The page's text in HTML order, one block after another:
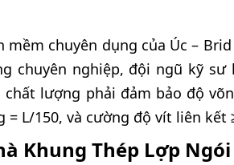
chuyên dụng của Úc –
chuyên nghiệp, đội ngũ kỹ
lượng phải đảm bảo độ
L/150, và cường độ vít liên kết
Khung Thép Lợp Ngói